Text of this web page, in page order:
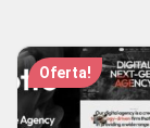
Oferta!